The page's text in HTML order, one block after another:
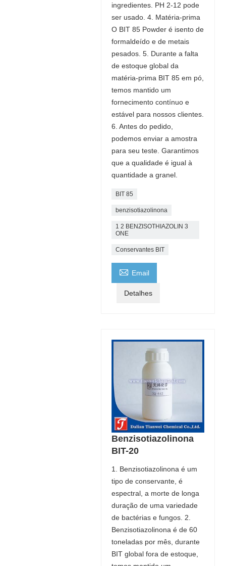
ingredientes. PH 2-12 pode
ser usado. 4. Matéria-prima
O BIT 85 Powder é isento de
formaldeído e de metais
pesados. 5. Durante a falta
de estoque global da
matéria-prima BIT 85 em pó,
temos mantido um
fornecimento contínuo e
estável para nossos clientes.
6. Antes do pedido,
podemos enviar a amostra
para seu teste. Garantimos
que a qualidade é igual à
quantidade a granel.
BIT 85
benzisotiazolinona
1 2 BENZISOTHIAZOLIN 3
ONE
Conservantes BIT
 Email
Detalhes
Benzisotiazolinona
BIT-20
1. Benzisotiazolinona é um
tipo de conservante, é
espectral, a morte de longa
duração de uma variedade
de bactérias e fungos. 2.
Benzisotiazolinona é de 60
toneladas por mês, durante
BIT global fora de estoque,